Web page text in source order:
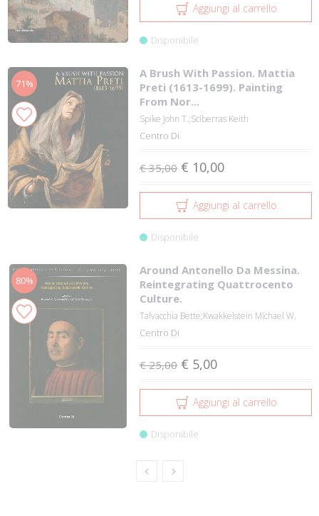
Aggiungi al carrello
Disponibile
71%
A Brush With Passion. Mattia
Preti (1613-1699). Painting
From Nor...
Spike John T.;Sciberras Keith
Centro Di
€ 35,00 € 10,00
Aggiungi al carrello
Disponibile
80%
Around Antonello Da Messina.
Reintegrating Quattrocento
Culture.
Talvacchia Bette;Kwakkelstein Michael W.
Centro Di
€ 25,00 € 5,00
Aggiungi al carrello
Disponibile